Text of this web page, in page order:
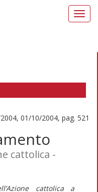
01/10/2004, pag. 521
cattolica -
cattolica a